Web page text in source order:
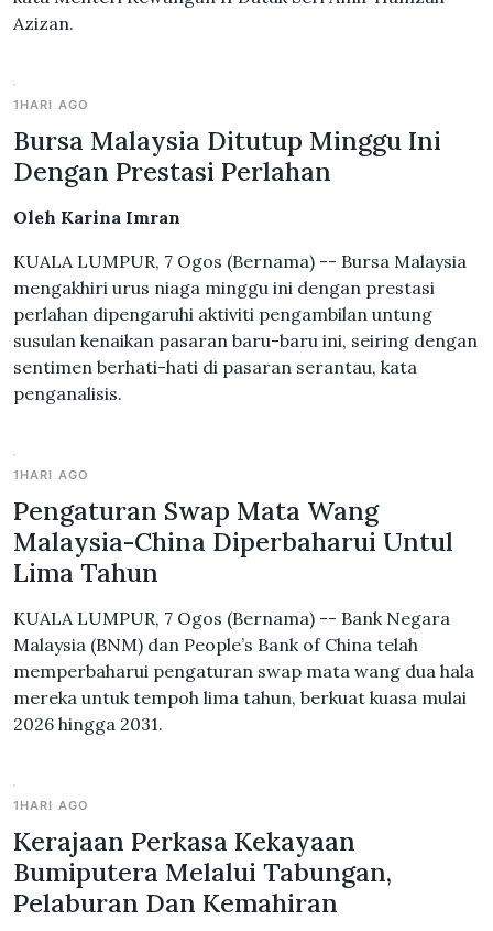
Azizan.
1HARI AGO
Bursa Malaysia Ditutup Minggu Ini
Dengan Prestasi Perlahan
Oleh Karina Imran
KUALA LUMPUR, 7 Ogos (Bernama) -- Bursa Malaysia
mengakhiri urus niaga minggu ini dengan prestasi
perlahan dipengaruhi aktiviti pengambilan untung
susulan kenaikan pasaran baru-baru ini, seiring dengan
sentimen berhati-hati di pasaran serantau, kata
penganalisis.
1HARI AGO
Pengaturan Swap Mata Wang
Malaysia-China Diperbaharui Untul
Lima Tahun
KUALA LUMPUR, 7 Ogos (Bernama) -- Bank Negara
Malaysia (BNM) dan People’s Bank of China telah
memperbaharui pengaturan swap mata wang dua hala
mereka untuk tempoh lima tahun, berkuat kuasa mulai
2026 hingga 2031.
1HARI AGO
Kerajaan Perkasa Kekayaan
Bumiputera Melalui Tabungan,
Pelaburan Dan Kemahiran